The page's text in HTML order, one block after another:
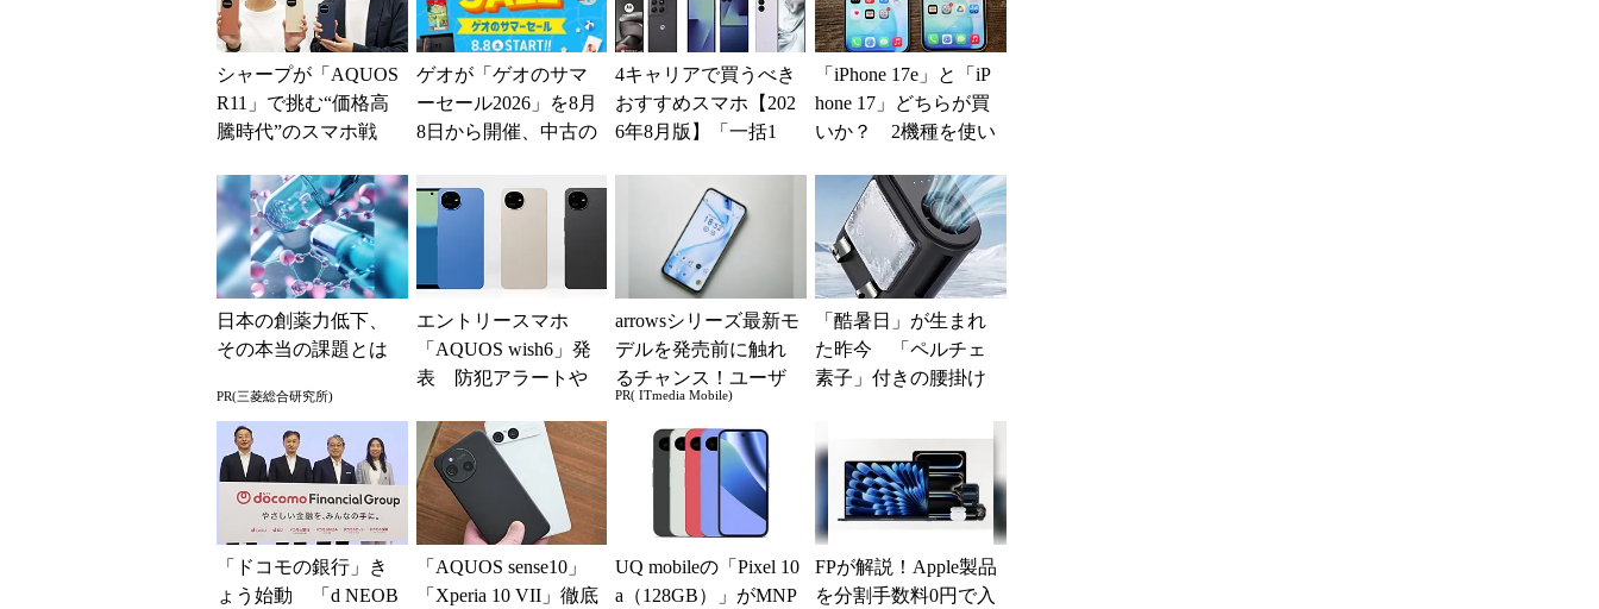
シャープが「AQUOS
R11」で挑む“価格高
騰時代”のスマホ戦
よりも既存ユーザ
ー...
ゲオが「ゲオのサマ
ーセール2026」を8月
8日から開催、中古の
得に
4キャリアで買うべき
おすすめスマホ【202
6年8月版】「一括1
得なiPhone／...
「iPhone 17e」と「iP
hone 17」どちらが買
いか？ 2機種を使い
日本の創薬力低下、
その本当の課題とは
PR(三菱総合研究所)
エントリースマホ
「AQUOS wish6」発
表 防犯アラートや
ト機能
arrowsシリーズ最新モ
デルを発売前に触れ
るチャンス！ユーザ
ー座談会開催
PR( ITmedia Mobile)
「酷暑日」が生まれ
た昨今 「ペルチェ
素子」付きの腰掛け
「ドコモの銀行」き
ょう始動 「d NEOB
「AQUOS sense10」
「Xperia 10 VII」徹底
UQ mobileの「Pixel 10
a（128GB）」がMNP
FPが解説！Apple製品
を分割手数料0円で入